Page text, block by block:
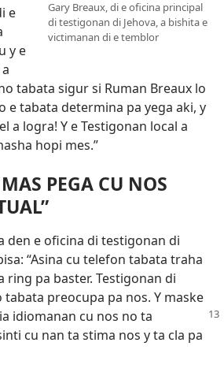
Gary Breaux, di e oficina principal
di testigonan di Jehova, a bishita e
victimanan di e temblor
e
y e
tabata sigur si Ruman Breaux lo
e tabata determina pa yega aki, y
a logra! Y e Testigonan local a
hopi mes.”
PEGA CU NOS
den e oficina di testigonan di
“Asina cu telefon tabata traha
ring pa baster. Testigonan di
tabata preocupa pa nos. Y maske
idiomanan cu nos no ta
cu nan ta stima nos y ta cla pa